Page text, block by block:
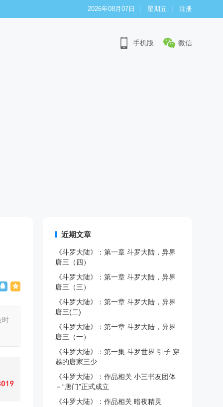
2026年08月07日 星期五 注册
手机版 微信
时
近期文章
《斗罗大陆》：第一章 斗罗大陆，异界
唐三（四）
《斗罗大陆》：第一章 斗罗大陆，异界
唐三（三）
《斗罗大陆》：第一章 斗罗大陆，异界
唐三(二)
《斗罗大陆》：第一章 斗罗大陆，异界
唐三（一）
《斗罗大陆》：第一集 斗罗世界 引子 穿
越的唐家三少
《斗罗大陆》：作品相关 小三书友团体
－“唐门”正式成立
《斗罗大陆》：作品相关 暗夜精灵